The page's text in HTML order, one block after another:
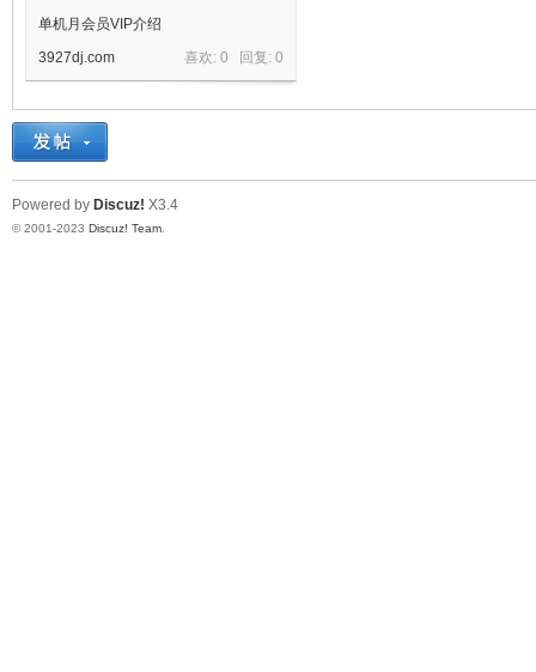
十
单机月会员VIP介绍
喜欢: 0 回复: 0
3927dj.com
Powered by Discuz! X3.4
© 2001-2023 Discuz! Team.